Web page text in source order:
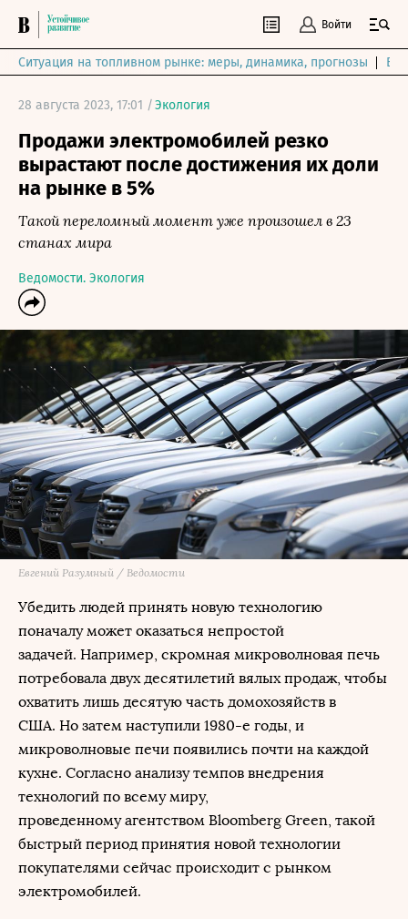
Войти
Ситуация на топливном рынке: меры, динамика, прогнозы
28 августа 2023, 17:01 /Экология
Продажи электромобилей резко
вырастают после достижения их доли
на рынке в 5%
Такой переломный момент уже произошел в 23
станах мира
Ведомости. Экология
Евгений Разумный / Ведомости
Убедить людей принять новую технологию
поначалу может оказаться непростой
задачей. Например, скромная микроволновая печь
потребовала двух десятилетий вялых продаж, чтобы
охватить лишь десятую часть домохозяйств в
США. Но затем наступили 1980-е годы, и
микроволновые печи появились почти на каждой
кухне. Согласно анализу темпов внедрения
технологий по всему миру,
проведенному агентством Bloomberg Green, такой
быстрый период принятия новой технологии
покупателями сейчас происходит с рынком
электромобилей.